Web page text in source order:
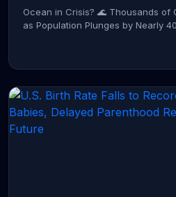
Ocean in Crisis? 🌊 Thousands of
as Population Plunges by Nearly